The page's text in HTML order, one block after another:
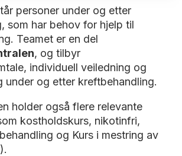
personer under og etter
som har behov for hjelp til
Teamet er en del
, og tilbyr
individuell veiledning og
under og etter kreftbehandling.
holder også flere relevante
kostholdskurs, nikotinfri,
og Kurs i mestring av